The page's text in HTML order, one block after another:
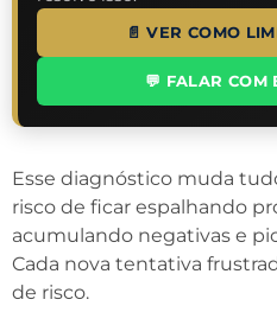
📄 VER COMO
💬 FALAR COM
Esse diagnóstico muda
risco de ficar espalhando
acumulando negativas e
Cada nova tentativa
de risco.